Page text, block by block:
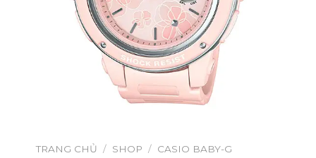
TRANG CHỦ / SHOP / CASIO BABY-G